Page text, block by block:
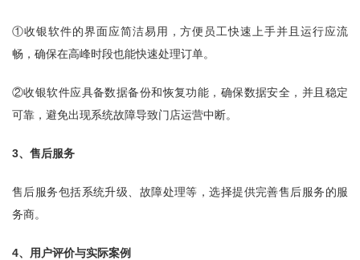
①收银软件的界面应简洁易用，方便员工快速上手并且运行应流
畅，确保在高峰时段也能快速处理订单。
②收银软件应具备数据备份和恢复功能，确保数据安全，并且稳定
可靠，避免出现系统故障导致门店运营中断。
3、售后服务
售后服务包括系统升级、故障处理等，选择提供完善售后服务的服
务商。
4、用户评价与实际案例